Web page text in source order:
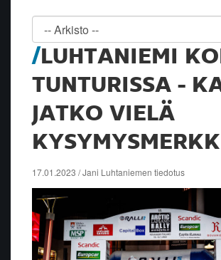
LUHTANIEMI
TUNTURISSA -
JATKO VIELÄ
KYSYMYSMERKKI
17.01.2023 / Jani Luhtaniemen tiedotus